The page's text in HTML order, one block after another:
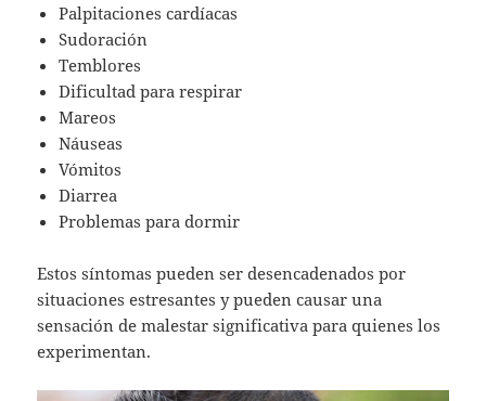
Palpitaciones cardíacas
Sudoración
Temblores
Dificultad para respirar
Mareos
Náuseas
Vómitos
Diarrea
Problemas para dormir
Estos síntomas pueden ser desencadenados por
situaciones estresantes y pueden causar una
sensación de malestar significativa para quienes los
experimentan.